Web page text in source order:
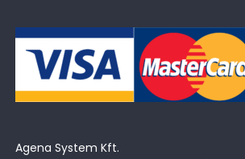
Agena System Kft.